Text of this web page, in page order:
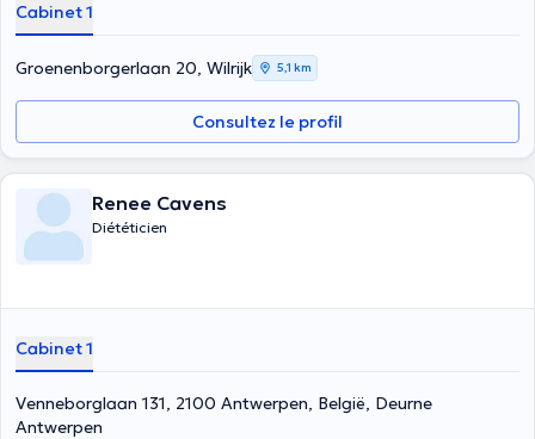
Cabinet 1
Groenenborgerlaan 20, Wilrijk 5,1 km
Consultez le profil
Renee Cavens
Diététicien
Cabinet 1
Venneborglaan 131, 2100 Antwerpen, België, Deurne
Antwerpen